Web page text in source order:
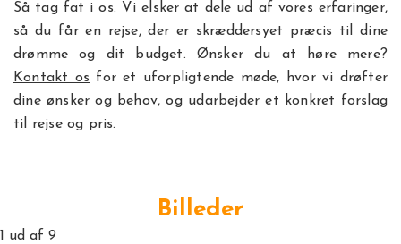
Så tag fat i os. Vi elsker at dele ud af vores erfaringer,
så du får en rejse, der er skræddersyet præcis til dine
drømme og dit budget. Ønsker du at høre mere?
Kontakt os for et uforpligtende møde, hvor vi drøfter
dine ønsker og behov, og udarbejder et konkret forslag
til rejse og pris.
Billeder
1 ud af 9